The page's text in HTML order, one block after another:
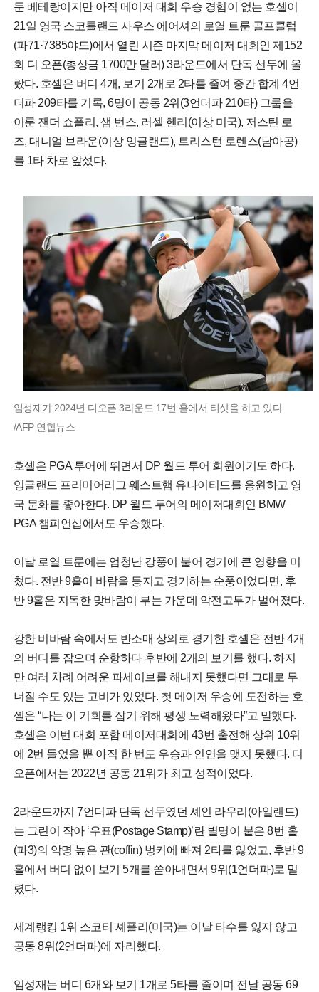
둔 베테랑이지만 아직 메이저 대회 우승 경험이 없는 호셸이
21일 영국 스코틀랜드 사우스 에어셔의 로열 트룬 골프클럽
(파71·7385야드)에서 열린 시즌 마지막 메이저 대회인 제152
회 디 오픈(총상금 1700만 달러) 3라운드에서 단독 선두에 올
랐다. 호셸은 버디 4개, 보기 2개로 2타를 줄여 중간 합계 4언
더파 209타를 기록, 6명이 공동 2위(3언더파 210타) 그룹을
이룬 잰더 쇼플리, 샘 번스, 러셀 헨리(이상 미국), 저스틴 로
즈, 대니얼 브라운(이상 잉글랜드), 트리스턴 로렌스(남아공)
를 1타 차로 앞섰다.
임성재가 2024년 디오픈 3라운드 17번 홀에서 티샷을 하고 있다.
/AFP 연합뉴스
호셸은 PGA 투어에 뛰면서 DP 월드 투어 회원이기도 하다.
잉글랜드 프리미어리그 웨스트햄 유나이티드를 응원하고 영
국 문화를 좋아한다. DP 월드 투어의 메이저대회인 BMW
PGA 챔피언십에서도 우승했다.
이날 로열 트룬에는 엄청난 강풍이 불어 경기에 큰 영향을 미
쳤다. 전반 9홀이 바람을 등지고 경기하는 순풍이었다면, 후
반 9홀은 지독한 맞바람이 부는 가운데 악전고투가 벌어졌다.
강한 비바람 속에서도 반소매 상의로 경기한 호셸은 전반 4개
의 버디를 잡으며 순항하다 후반에 2개의 보기를 했다. 하지
만 여러 차례 어려운 파세이브를 해내지 못했다면 그대로 무
너질 수도 있는 고비가 있었다. 첫 메이저 우승에 도전하는 호
셸은 “나는 이 기회를 잡기 위해 평생 노력해왔다”고 말했다.
호셸은 이번 대회 포함 메이저대회에 43번 출전해 상위 10위
에 2번 들었을 뿐 아직 한 번도 우승과 인연을 맺지 못했다. 디
오픈에서는 2022년 공동 21위가 최고 성적이었다.
2라운드까지 7언더파 단독 선두였던 셰인 라우리(아일랜드)
는 그린이 작아 ‘우표(Postage Stamp)’란 별명이 붙은 8번 홀
(파3)의 악명 높은 관(coffin) 벙커에 빠져 2타를 잃었고, 후반 9
홀에서 버디 없이 보기 5개를 쏟아내면서 9위(1언더파)로 밀
렸다.
세계랭킹 1위 스코티 셰플리(미국)는 이날 타수를 잃지 않고
공동 8위(2언더파)에 자리했다.
임성재는 버디 6개와 보기 1개로 5타를 줄이며 전날 공동 69